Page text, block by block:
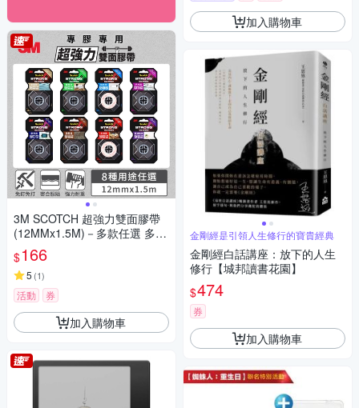
3M SCOTCH 超強力雙面膠帶
(12MMx1.5M)－多款任選 多種
用途
$166
5 (1)
活動 券
加入購物車
加入購物車
金剛經是引領人生修行的寶貴經典
金剛經白話講座：放下的人生
修行【城邦讀書花園】
$474
券
加入購物車